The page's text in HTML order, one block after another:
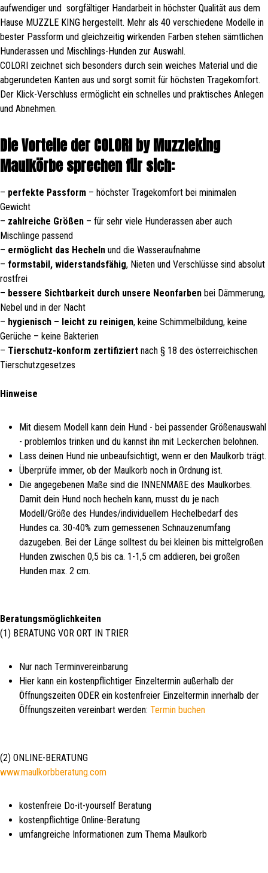
aufwendiger und sorgfältiger Handarbeit in höchster Qualität aus dem
Hause MUZZLE KING hergestellt. Mehr als 40 verschiedene Modelle in
bester Passform und gleichzeitig wirkenden Farben stehen sämtlichen
Hunderassen und Mischlings-Hunden zur Auswahl.
COLORI zeichnet sich besonders durch sein weiches Material und die
abgerundeten Kanten aus und sorgt somit für höchsten Tragekomfort.
Der Klick-Verschluss ermöglicht ein schnelles und praktisches Anlegen
und Abnehmen.
Die Vorteile der COLORI by Muzzleking
Maulkörbe sprechen für sich:
– perfekte Passform – höchster Tragekomfort bei minimalen
Gewicht
– zahlreiche Größen – für sehr viele Hunderassen aber auch
Mischlinge passend
– ermöglicht das Hecheln und die Wasseraufnahme
– formstabil, widerstandsfähig, Nieten und Verschlüsse sind absolut
rostfrei
– bessere Sichtbarkeit durch unsere Neonfarben bei Dämmerung,
Nebel und in der Nacht
– hygienisch – leicht zu reinigen, keine Schimmelbildung, keine
Gerüche – keine Bakterien
– Tierschutz-konform zertifiziert nach § 18 des österreichischen
Tierschutzgesetzes
Hinweise
Mit diesem Modell kann dein Hund - bei passender Größenauswahl
- problemlos trinken und du kannst ihn mit Leckerchen belohnen.
Lass deinen Hund nie unbeaufsichtigt, wenn er den Maulkorb trägt.
Überprüfe immer, ob der Maulkorb noch in Ordnung ist.
Die angegebenen Maße sind die INNENMAßE des Maulkorbes.
Damit dein Hund noch hecheln kann, musst du je nach
Modell/Größe des Hundes/individuellem Hechelbedarf des
Hundes ca. 30-40% zum gemessenen Schnauzenumfang
dazugeben. Bei der Länge solltest du bei kleinen bis mittelgroßen
Hunden zwischen 0,5 bis ca. 1-1,5 cm addieren, bei großen
Hunden max. 2 cm.
Beratungsmöglichkeiten
(1) BERATUNG VOR ORT IN TRIER
Nur nach Terminvereinbarung
Hier kann ein kostenpflichtiger Einzeltermin außerhalb der
Öffnungszeiten ODER ein kostenfreier Einzeltermin innerhalb der
Öffnungszeiten vereinbart werden: Termin buchen
(2) ONLINE-BERATUNG
www.maulkorbberatung.com
kostenfreie Do-it-yourself Beratung
kostenpflichtige Online-Beratung
umfangreiche Informationen zum Thema Maulkorb